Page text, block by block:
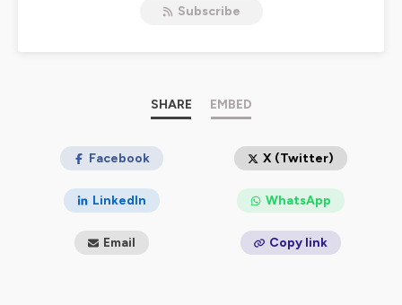
s’aider mutuellement. Ce podcast prolonge ces
Hébergé par Ausha. Visitez
ausha.co/politique-de-
pour plus d'informations.
Subscribe
SHARE EMBED
Facebook X (Twitter)
LinkedIn WhatsApp
Email Copy link